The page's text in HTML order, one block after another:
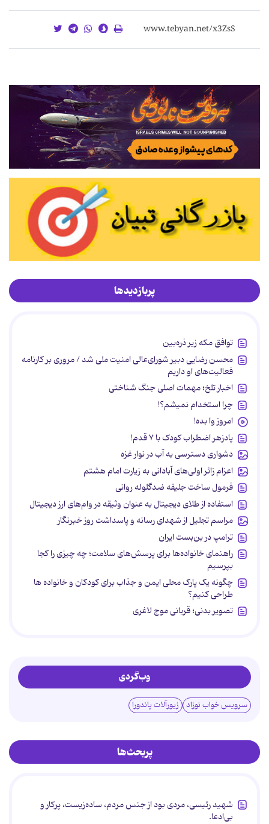
پربازدیدها
توافق مکه زیر ذره‌بین
محسن رضایی دبیر شورای‌عالی امنیت ملی شد / مروری بر کارنامه
فعالیت‌های او داریم
اخبار تلخ؛ مهمات اصلی جنگ شناختی
چرا استخدام نمیشم؟!
امروز وا بده!
پادزهر اضطراب کودک با ۷ قدم!
دشواری دسترسی به آب در نوار غزه
اعزام زائر اولی‌های آبادانی به زیارت امام هشتم
فرمول ساخت جلیقه ضدگلوله روانی
استفاده از طلای دیجیتال به عنوان وثیقه در وام‌های ارز دیجیتال
مراسم تجلیل از شهدای رسانه و پاسداشت روز خبرنگار
ترامپ در بن‌بست ایران
راهنمای خانواده‌ها برای پرسش‌های سلامت؛ چه چیزی را کجا
بپرسیم
چگونه یک پارک محلی ایمن و جذاب برای کودکان و خانواده ها
طراحی کنیم؟
تصویر بدنی؛ قربانی موج لاغری
وب‌گردی
سرویس خواب نوزاد زیورآلات پاندورا
پربحث‌ها
شهید رئیسی، مردی بود از جنس مردم، ساده‌زیست، پرکار و
بی‌ادعا.